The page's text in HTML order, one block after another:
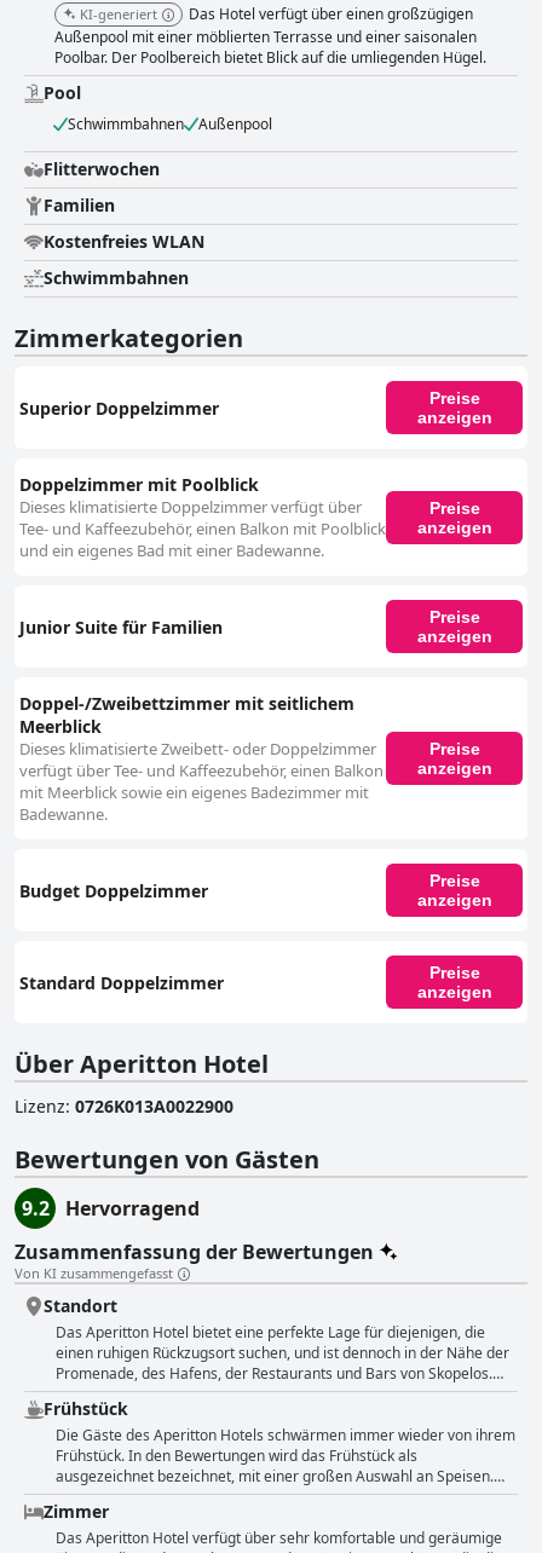
KI-generiert
Das Hotel verfügt über einen großzügigen
Außenpool mit einer möblierten Terrasse und einer saisonalen
Poolbar. Der Poolbereich bietet Blick auf die umliegenden Hügel.
Pool
Schwimmbahnen Außenpool
Flitterwochen
Familien
Kostenfreies WLAN
Schwimmbahnen
Zimmerkategorien
Superior Doppelzimmer
Preise
anzeigen
Doppelzimmer mit Poolblick
Dieses klimatisierte Doppelzimmer verfügt über
Tee- und Kaffeezubehör, einen Balkon mit Poolblick
und ein eigenes Bad mit einer Badewanne.
Preise
anzeigen
Junior Suite für Familien
Preise
anzeigen
Doppel-/Zweibettzimmer mit seitlichem
Meerblick
Dieses klimatisierte Zweibett- oder Doppelzimmer
verfügt über Tee- und Kaffeezubehör, einen Balkon
mit Meerblick sowie ein eigenes Badezimmer mit
Badewanne.
Preise
anzeigen
Budget Doppelzimmer
Preise
anzeigen
Standard Doppelzimmer
Preise
anzeigen
Über Aperitton Hotel
Lizenz: 0726K013A0022900
Bewertungen von Gästen
9.2
Hervorragend
Zusammenfassung der Bewertungen
Von KI zusammengefasst
Standort
Das Aperitton Hotel bietet eine perfekte Lage für diejenigen, die
einen ruhigen Rückzugsort suchen, und ist dennoch in der Nähe der
Promenade, des Hafens, der Restaurants und Bars von Skopelos.
Von diesem guten Ausgangspunkt aus können die Gäste die Strände
der Insel leicht erkunden. Das Hotel ist nur einen kurzen
Spaziergang von der Stadt entfernt und bietet eine herrliche
Aussicht, so dass es eine ausgezeichnete Lage für diejenigen ist, die
es vorziehen, abseits der belebten Straßen zu sein. Obwohl einige
Gäste den Weg vom Hafen bergauf als schwierig empfanden,
schätzten sie die fantastische Lage des Hotels, das mit dem Auto
leicht zu erreichen ist. Insgesamt bietet das Aperitton Hotel eine
Frühstück
Die Gäste des Aperitton Hotels schwärmen immer wieder von ihrem
Frühstück. In den Bewertungen wird das Frühstück als
ausgezeichnet bezeichnet, mit einer großen Auswahl an Speisen.
Einige Gäste heben die atemberaubende Aussicht auf die Berge
hervor, während sie ihr kontinentales Frühstück genießen. Das
Frühstück umfasst lokale Produkte wie Käsekuchen von Skopelos
Zimmer
Das Aperitton Hotel verfügt über sehr komfortable und geräumige